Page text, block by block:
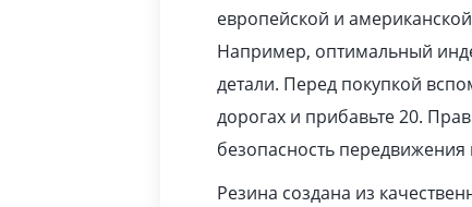
европейской и
Например, оптимальный
детали. Перед покупкой
дорогах и прибавьте 20.
безопасность
Резина создана из